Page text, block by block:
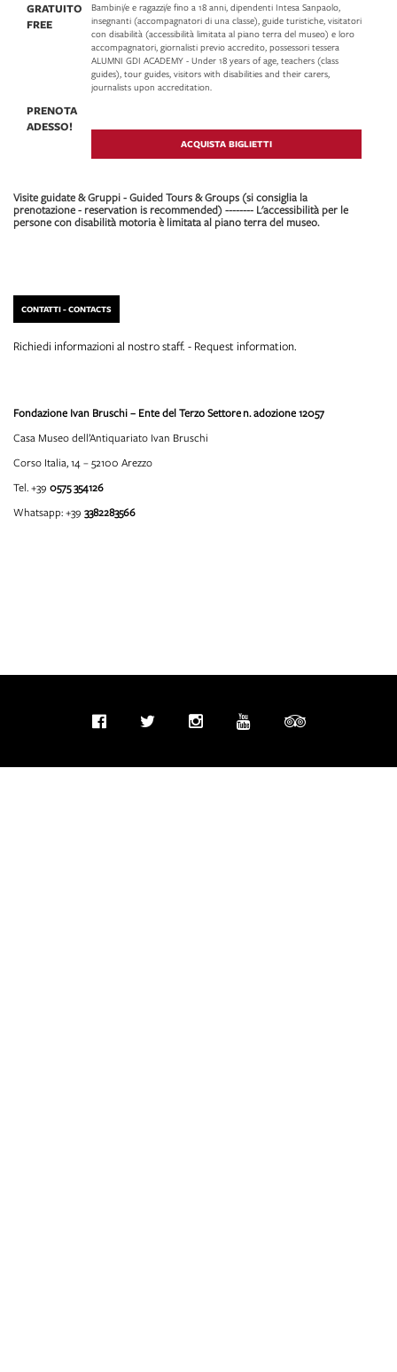
GRATUITO
FREE
Bambini/e e ragazzi/e fino a 18 anni, dipendenti Intesa Sanpaolo,
insegnanti (accompagnatori di una classe), guide turistiche, visitatori
con disabilità (accessibilità limitata al piano terra del museo) e loro
accompagnatori, giornalisti previo accredito, possessori tessera
ALUMNI GDI ACADEMY - Under 18 years of age, teachers (class
guides), tour guides, visitors with disabilities and their carers,
journalists upon accreditation.
PRENOTA
ADESSO!
ACQUISTA BIGLIETTI
Visite guidate & Gruppi - Guided Tours & Groups (si consiglia la
prenotazione - reservation is recommended) -------- L'accessibilità per le
persone con disabilità motoria è limitata al piano terra del museo.
CONTATTI - CONTACTS
Richiedi informazioni al nostro staff. - Request information.
Fondazione Ivan Bruschi – Ente del Terzo Settoren. adozione 12057
Casa Museo dell’Antiquariato Ivan Bruschi
Corso Italia, 14 – 52100 Arezzo
Tel. +39 0575 354126
Whatsapp: +39 3382283566